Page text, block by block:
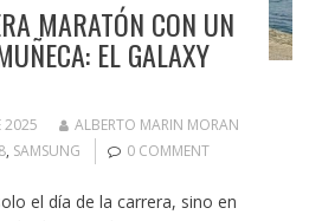
MARATÓN CON UN
EL GALAXY
2025
ALBERTO MARIN MORAN
, SAMSUNG 0 COMMENT
el día de la carrera, sino en